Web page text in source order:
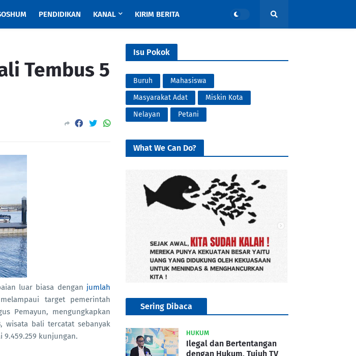
PENDIDIKAN KANAL KIRIM BERITA
Tembus 5
luar biasa dengan jumlah
target pemerintah
Pemayun, mengungkapkan
wisata bali tercatat sebanyak
9.459.259 kunjungan.
Isu Pokok
Buruh
Mahasiswa
Masyarakat Adat
Miskin Kota
Nelayan
Petani
What We Can Do?
Sering Dibaca
HUKUM
Ilegal dan Bertentangan
dengan Hukum, Tujuh TV